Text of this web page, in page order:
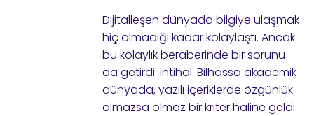
Dijitalleşen dünyada bilgiye ulaşmak
hiç olmadığı kadar kolaylaştı. Ancak
bu kolaylık beraberinde bir sorunu
da getirdi: intihal. Bilhassa akademik
dünyada, yazılı içeriklerde özgünlük
olmazsa olmaz bir kriter haline geldi.